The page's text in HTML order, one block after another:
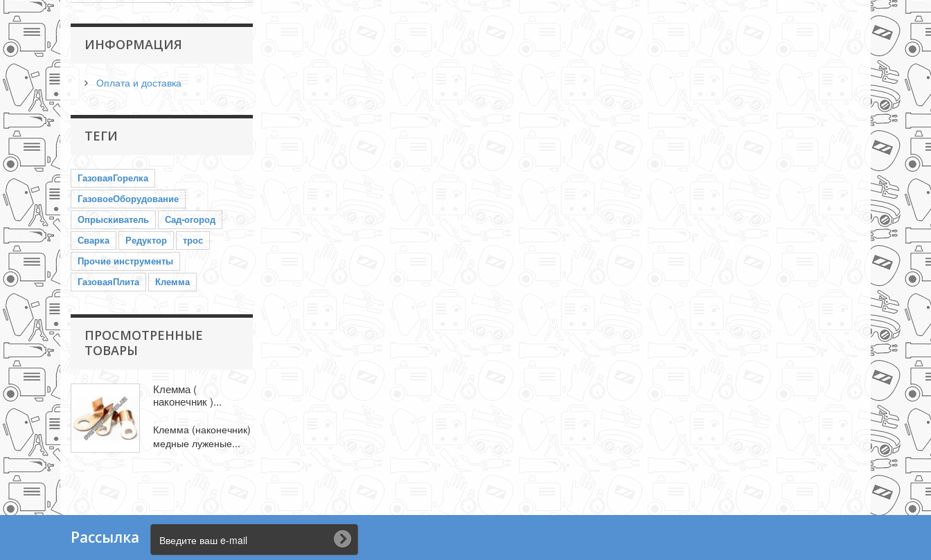
ИНФОРМАЦИЯ
Оплата и доставка
ТЕГИ
ГазоваяГорелка
ГазовоеОборудование
Опрыскиватель
Сад-огород
Сварка
Редуктор
трос
Прочие инструменты
ГазоваяПлита
Клемма
ПРОСМОТРЕННЫЕ
ТОВАРЫ
Клемма (
наконечник )...
Клемма (наконечник)
медные луженые...
Рассылка